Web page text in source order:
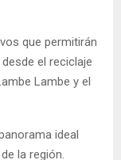
que permitirán
el reciclaje
Lambe y el
ideal
la región.